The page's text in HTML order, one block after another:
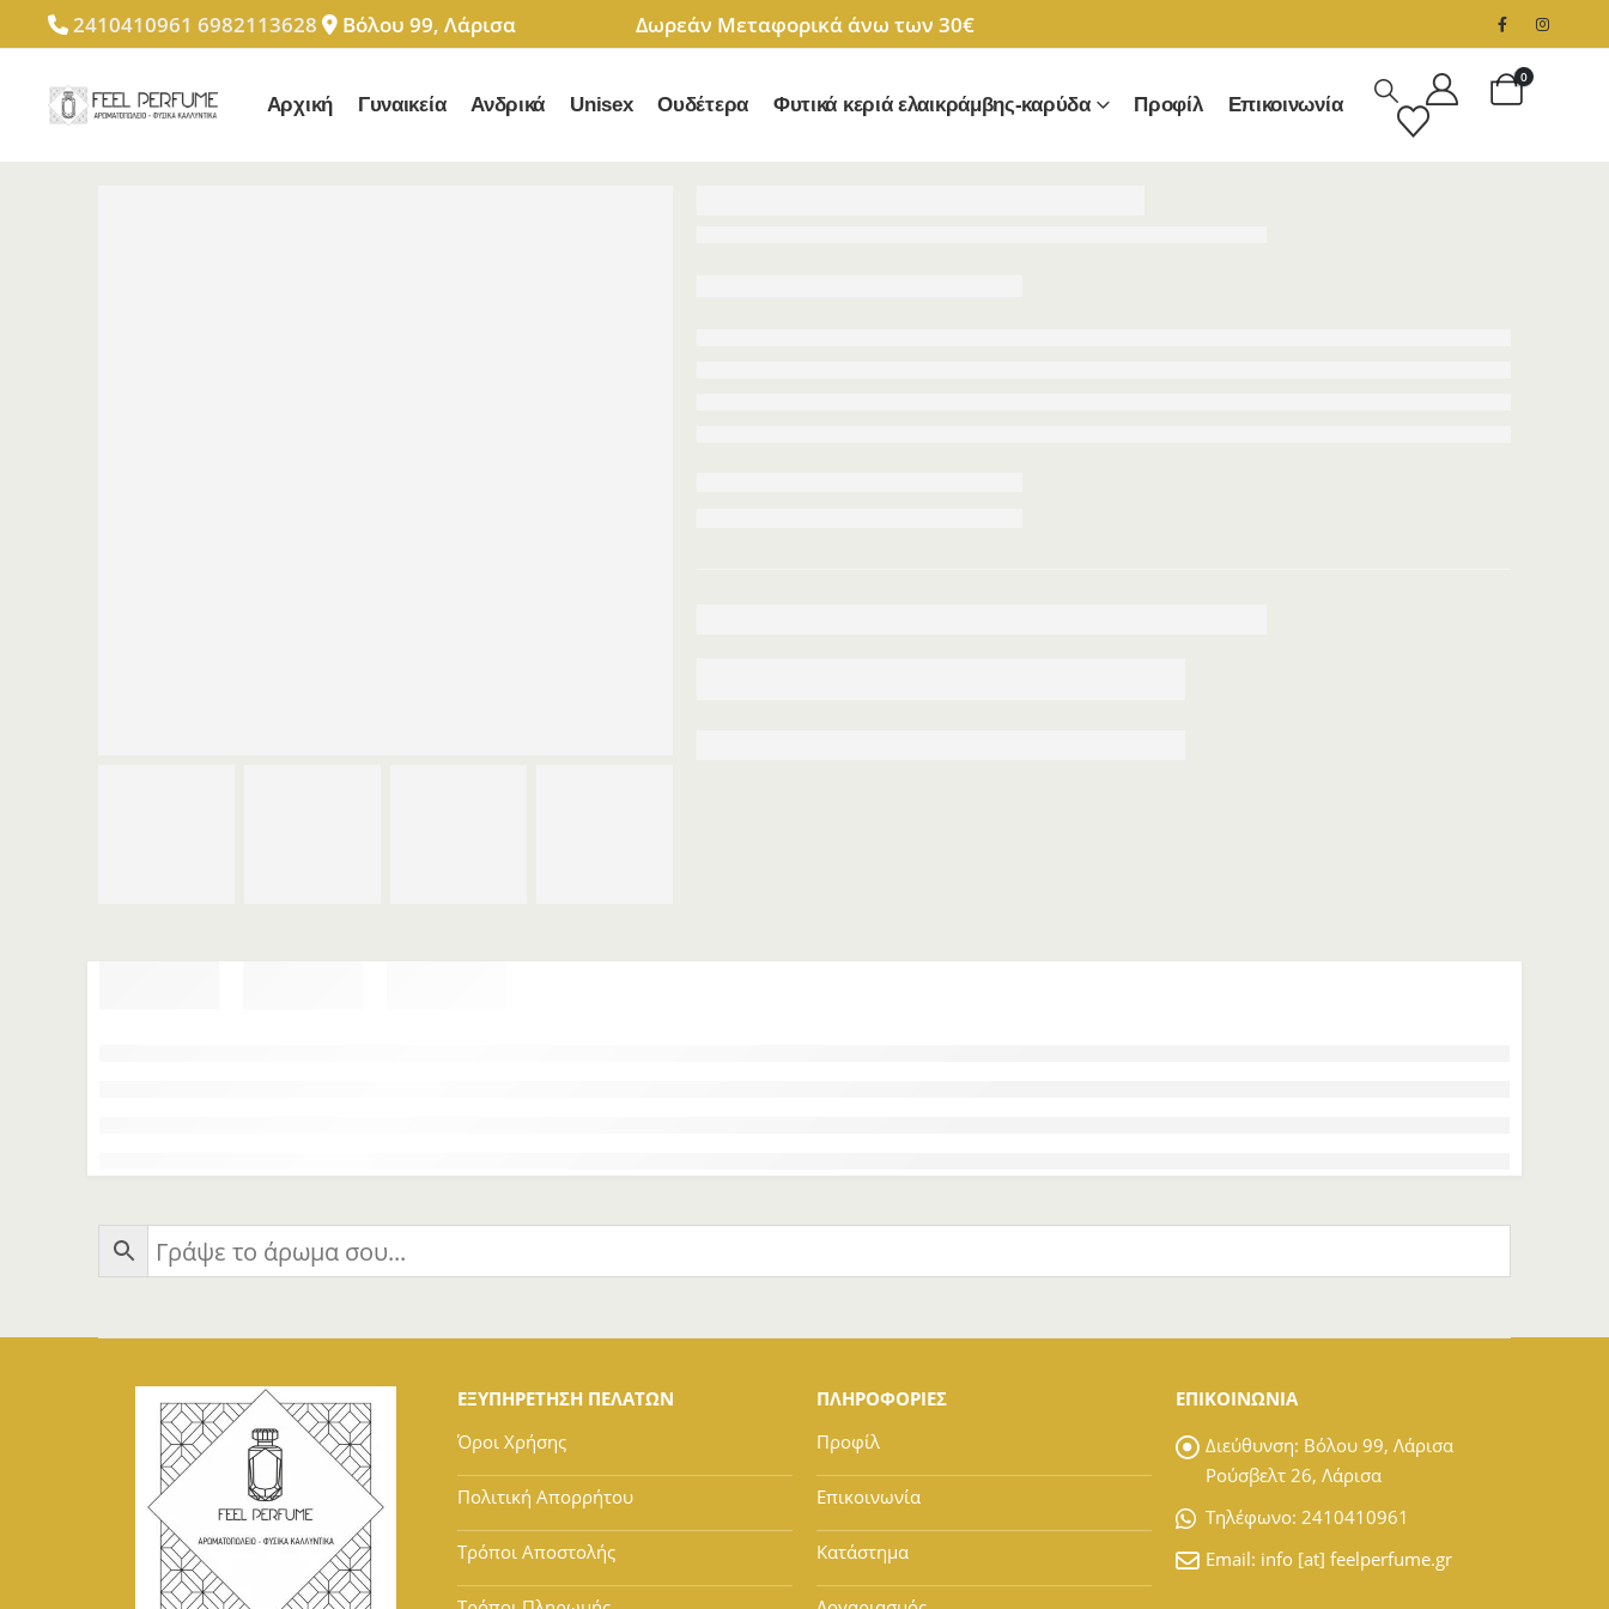
24104109616982113628 Βόλου 99, Λάρισα Δωρεάν Μεταφορικά άνω των 30€
Αρχική Γυναικεία Ανδρικά Unisex Ουδέτερα Φυτικά κεριά ελαικράμβης-καρύδα Προφίλ Επικοινωνία
0
ΕΞΥΠΗΡΕΤΗΣΗ ΠΕΛΑΤΩΝ
Όροι Χρήσης
Πολιτική Απορρήτου
Τρόποι Αποστολής
ΠΛΗΡΟΦΟΡΙΕΣ
Προφίλ
Επικοινωνία
Κατάστημα
ΕΠΙΚΟΙΝΩΝΙΑ
Διεύθυνση: Βόλου 99, Λάρισα
Ρούσβελτ 26, Λάρισα
Tηλέφωνο: 2410410961
Email: info [at] feelperfume.gr